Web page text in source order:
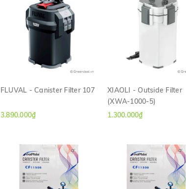
XEM NHANH
FLUVAL - Canister Filter 107
3.890.000₫ XEM NHANH
XIAOLI - Outside Filter
(XWA-1000-5)
1.300.000₫